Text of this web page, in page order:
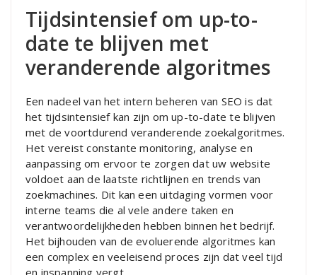
Tijdsintensief om up-to-
date te blijven met
veranderende algoritmes
Een nadeel van het intern beheren van SEO is dat
het tijdsintensief kan zijn om up-to-date te blijven
met de voortdurend veranderende zoekalgoritmes.
Het vereist constante monitoring, analyse en
aanpassing om ervoor te zorgen dat uw website
voldoet aan de laatste richtlijnen en trends van
zoekmachines. Dit kan een uitdaging vormen voor
interne teams die al vele andere taken en
verantwoordelijkheden hebben binnen het bedrijf.
Het bijhouden van de evoluerende algoritmes kan
een complex en veeleisend proces zijn dat veel tijd
en inspanning vergt.